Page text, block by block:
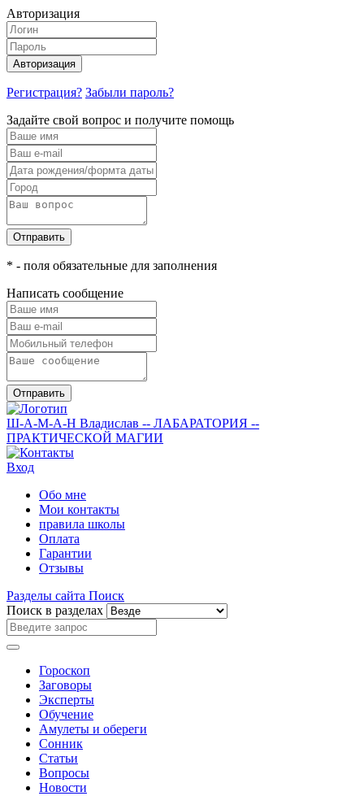
Авторизация
Авторизация
Регистрация? Забыли пароль?
Задайте свой вопрос и получите помощь
Отправить
* - поля обязательные для заполнения
Написать сообщение
Отправить
Ш-А-М-А-Н Владислав -- ЛАБАРАТОРИЯ --
ПРАКТИЧЕСКОЙ МАГИИ
Вход
Обо мне
Мои контакты
правила школы
Оплата
Гарантии
Отзывы
Разделы сайта Поиск
Поиск в разделах
Гороскоп
Заговоры
Эксперты
Обучение
Амулеты и обереги
Сонник
Статьи
Вопросы
Новости